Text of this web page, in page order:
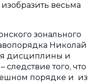
весьма
зонального
Николай
дисциплины и
следствие того, что
порядке и из